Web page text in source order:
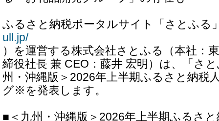
ふるさと納税ポータルサイト「さとふる
ull.jp/
）を運営する株式会社さとふる（本社：
締役社長 兼 CEO：藤井 宏明）は、「さ
州・沖縄版＞2026年上半期ふるさと納税
グ※を発表します。
■＜九州・沖縄版＞2026年上半期ふるさ